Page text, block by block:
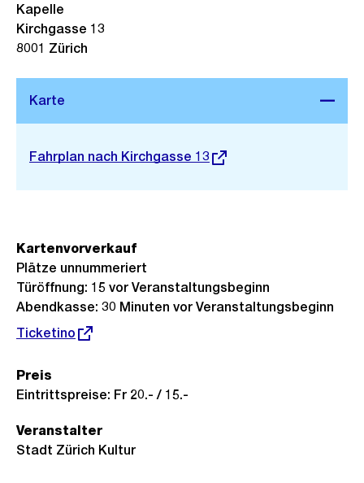
Stadtplan 3D
Externer
Fahrplan nach Kirchgasse 13
Kapelle
Kirchgasse 13
8001 Zürich
Kartenvorverkauf
Plätze unnummeriert
Türöffnung: 15 vor Veranstaltungsbeginn
Abendkasse: 30 Minuten vor Veranstaltungsbeginn
Externer
Ticketino
Preis
Eintrittspreise: Fr 20.- / 15.-
Veranstalter
Stadt Zürich Kultur